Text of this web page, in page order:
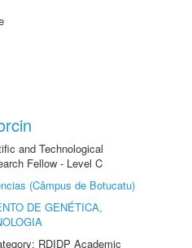
and Technological
Fellow - Level C
(Câmpus de Botucatu)
DE GENÉTICA,
RDIDP Academic